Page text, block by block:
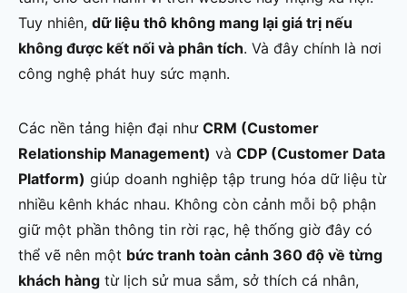
Tuy nhiên, dữ liệu thô không mang lại giá trị nếu
không được kết nối và phân tích. Và đây chính là nơi
công nghệ phát huy sức mạnh.
Các nền tảng hiện đại như CRM (Customer
Relationship Management) và CDP (Customer Data
Platform) giúp doanh nghiệp tập trung hóa dữ liệu từ
nhiều kênh khác nhau. Không còn cảnh mỗi bộ phận
giữ một phần thông tin rời rạc, hệ thống giờ đây có
thể vẽ nên một bức tranh toàn cảnh 360 độ về từng
khách hàng từ lịch sử mua sắm, sở thích cá nhân,